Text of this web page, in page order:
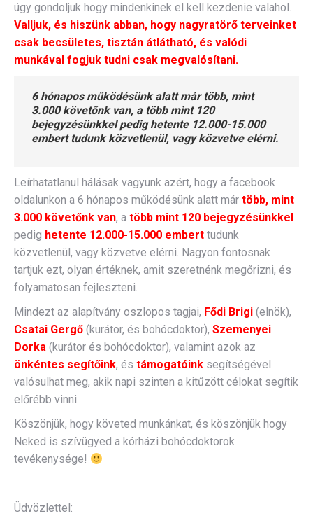
úgy gondoljuk hogy mindenkinek el kell kezdenie valahol.
Valljuk, és hiszünk abban, hogy nagyratörő terveinket
csak becsületes, tisztán átlátható, és valódi
munkával fogjuk tudni csak megvalósítani.
6 hónapos működésünk alatt már több, mint
3.000 követőnk van, a több mint 120
bejegyzésünkkel pedig hetente 12.000-15.000
embert tudunk közvetlenül, vagy közvetve elérni.
Leírhatatlanul hálásak vagyunk azért, hogy a facebook
oldalunkon a 6 hónapos működésünk alatt már több, mint
3.000 követőnk van, a több mint 120 bejegyzésünkkel
pedig hetente 12.000-15.000 embert tudunk
közvetlenül, vagy közvetve elérni. Nagyon fontosnak
tartjuk ezt, olyan értéknek, amit szeretnénk megőrizni, és
folyamatosan fejleszteni.
Mindezt az alapítvány oszlopos tagjai, Fődi Brigi (elnök),
Csatai Gergő (kurátor, és bohócdoktor), Szemenyei
Dorka (kurátor és bohócdoktor), valamint azok az
önkéntes segítőink, és támogatóink segítségével
valósulhat meg, akik napi szinten a kitűzött célokat segítik
előrébb vinni.
Köszönjük, hogy követed munkánkat, és köszönjük hogy
Neked is szívügyed a kórházi bohócdoktorok
tevékenysége!
Üdvözlettel: